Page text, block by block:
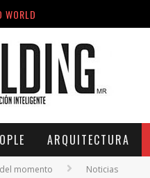
WORLD
EN FARMACIA VIOLÁN:
ARQUITECTURA
momento Noticias